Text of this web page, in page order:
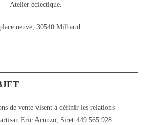
Atelier éclectique.
neuve, 30540 Milhaud
de vente visent à définir les relations
Eric Acunzo, Siret 449 565 928